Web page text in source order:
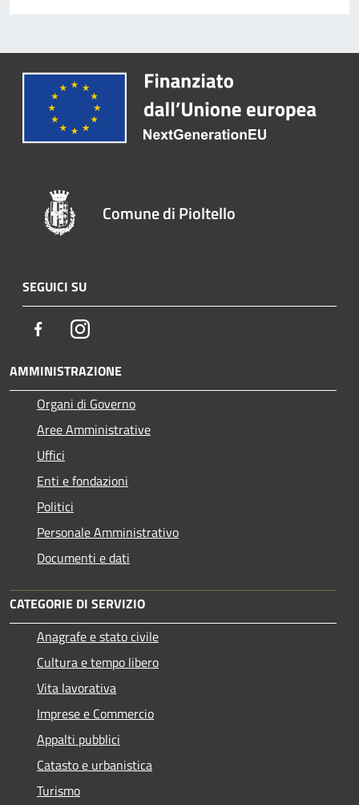
Comune di Pioltello
SEGUICI SU
FacebookInstagram
AMMINISTRAZIONE
Organi di Governo
Aree Amministrative
Uffici
Enti e fondazioni
Politici
Personale Amministrativo
Documenti e dati
CATEGORIE DI SERVIZIO
Anagrafe e stato civile
Cultura e tempo libero
Vita lavorativa
Imprese e Commercio
Appalti pubblici
Catasto e urbanistica
Turismo